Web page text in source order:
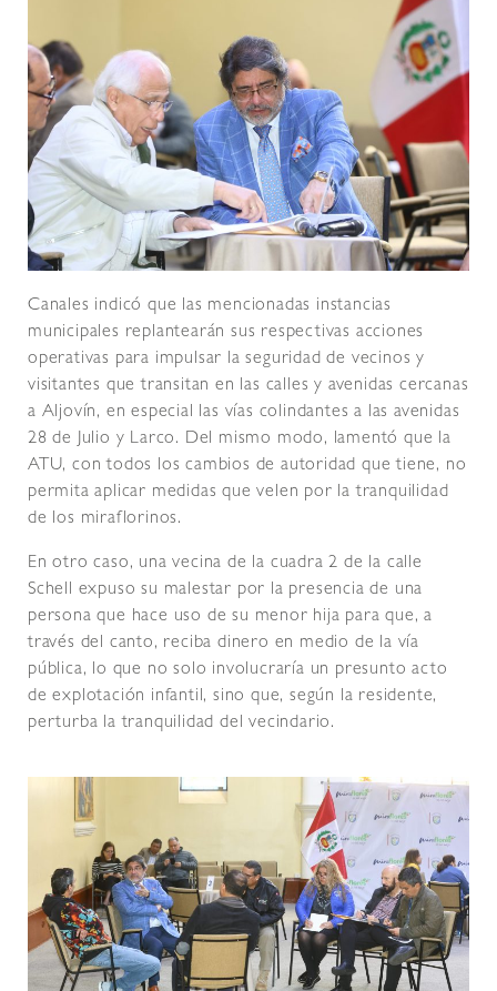
Canales indicó que las mencionadas instancias
municipales replantearán sus respectivas acciones
operativas para impulsar la seguridad de vecinos y
visitantes que transitan en las calles y avenidas cercanas
a Aljovín, en especial las vías colindantes a las avenidas
28 de Julio y Larco. Del mismo modo, lamentó que la
ATU, con todos los cambios de autoridad que tiene, no
permita aplicar medidas que velen por la tranquilidad
de los miraflorinos.
En otro caso, una vecina de la cuadra 2 de la calle
Schell expuso su malestar por la presencia de una
persona que hace uso de su menor hija para que, a
través del canto, reciba dinero en medio de la vía
pública, lo que no solo involucraría un presunto acto
de explotación infantil, sino que, según la residente,
perturba la tranquilidad del vecindario.